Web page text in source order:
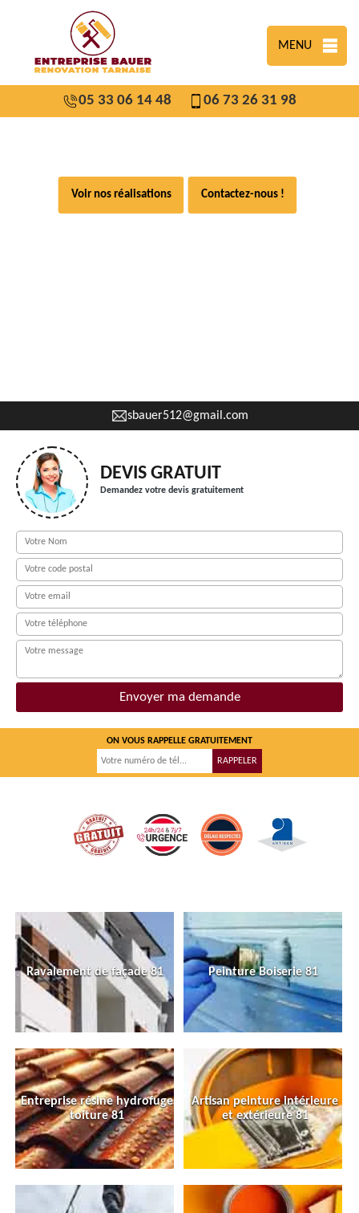
MENU
05 33 06 14 48 06 73 26 31 98
Voir nos réalisations Contactez-nous !
sbauer512@gmail.com
DEVIS GRATUIT
Demandez votre devis gratuitement
ON VOUS RAPPELLE GRATUITEMENT
Ravalement de façade 81 Peinture Boiserie 81
Entreprise résine hydrofuge
toiture 81
Artisan peinture intérieure
et extérieure 81